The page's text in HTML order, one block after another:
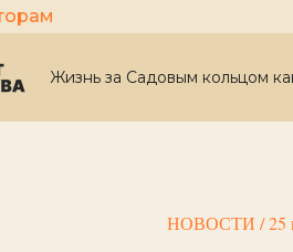
Жизнь за Садовым кольцом
НОВОСТИ /25